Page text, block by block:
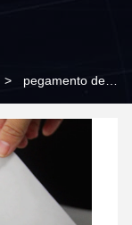
> pegamento de